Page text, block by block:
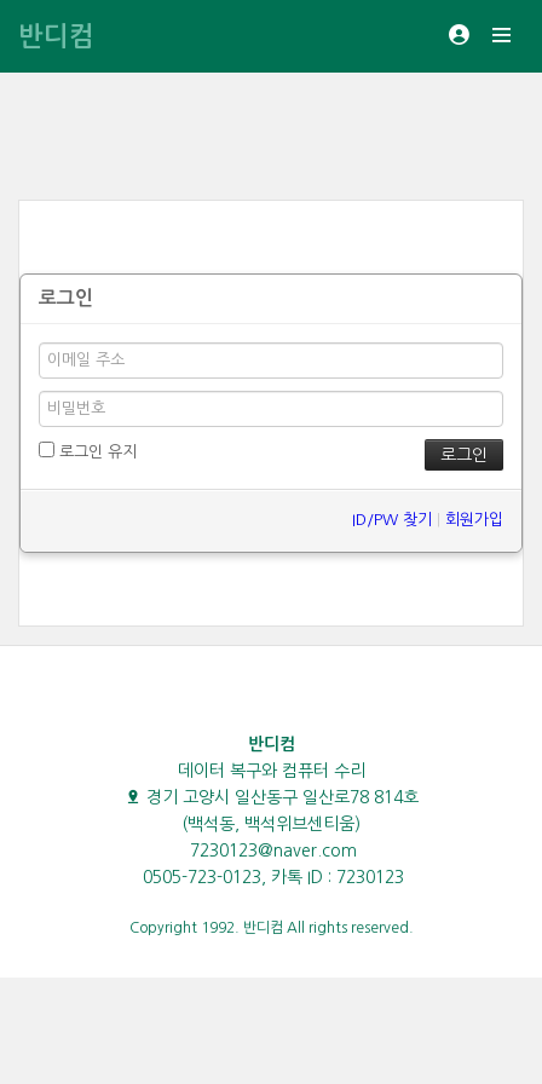
반디컴
로그인
로그인 유지
ID/PW 찾기 회원가입
반디컴
데이터 복구와 컴퓨터 수리
경기 고양시 일산동구 일산로78 814호
(백석동, 백석위브센티움)
7230123@naver.com
0505-723-0123, 카톡 ID : 7230123
Copyright 1992. 반디컴 All rights reserved.